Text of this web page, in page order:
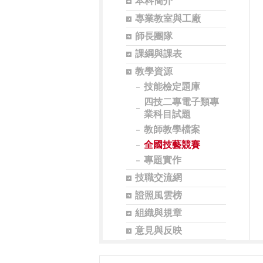
專業教室與工廠
師長團隊
課綱與課表
教學資源
技能檢定題庫
四技二專電子類專
業科目試題
教師教學檔案
全國技藝競賽
專題實作
技職交流網
證照風雲榜
組織與規章
意見與反映